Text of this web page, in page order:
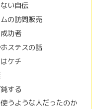
い自伝
の訪問販売
功者
ステスの話
ケチ
する
うような人だったのか